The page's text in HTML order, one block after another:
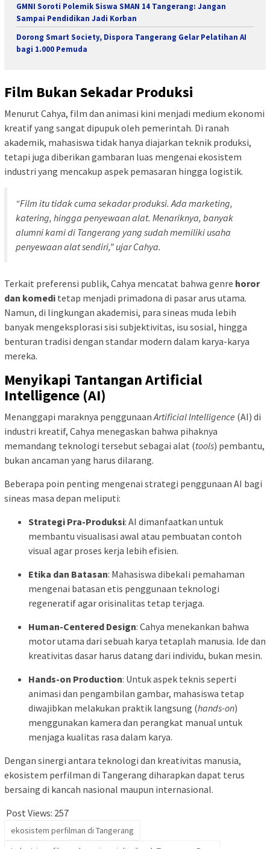
GMNI Soroti Polemik Siswa SMAN 14 Tangerang: Jangan
Sampai Pendidikan Jadi Korban
Dorong Smart Society, Dispora Tangerang Gelar Pelatihan AI
bagi 1.000 Pemuda
Film Bukan Sekadar Produksi
Menurut Cahya, film dan animasi kini menjadi medium ekonomi
kreatif yang sangat dipupuk oleh pemerintah. Di ranah
akademik, mahasiswa tidak hanya diajarkan teknik produksi,
tetapi juga diberikan gambaran luas mengenai ekosistem
industri yang mencakup aspek pemasaran hingga logistik.
“Film itu tidak cuma sekadar produksi. Ada marketing,
katering, hingga penyewaan alat. Menariknya, banyak
alumni kami di Tangerang yang sudah memiliki usaha
penyewaan alat sendiri,” ujar Cahya.
Terkait preferensi publik, Cahya mencatat bahwa genre horor
dan komedi tetap menjadi primadona di pasar arus utama.
Namun, di lingkungan akademisi, para sineas muda lebih
banyak mengeksplorasi sisi subjektivitas, isu sosial, hingga
benturan tradisi dengan standar modern dalam karya-karya
mereka.
Menyikapi Tantangan Artificial
Intelligence (AI)
Menanggapi maraknya penggunaanArtificial Intelligence (AI) di
industri kreatif, Cahya menegaskan bahwa pihaknya
memandang teknologi tersebut sebagai alat (tools) pembantu,
bukan ancaman yang harus dilarang.
Beberapa poin penting mengenai strategi penggunaan AI bagi
sineas masa depan meliputi:
Strategi Pra-Produksi: AI dimanfaatkan untuk
membantu visualisasi awal atau pembuatan contoh
visual agar proses kerja lebih efisien.
Etika dan Batasan: Mahasiswa dibekali pemahaman
mengenai batasan etis penggunaan teknologi
regeneratif agar orisinalitas tetap terjaga.
Human-Centered Design: Cahya menekankan bahwa
motor utama dari sebuah karya tetaplah manusia. Ide dan
kreativitas dasar harus datang dari individu, bukan mesin.
Hands-on Production: Untuk aspek teknis seperti
animasi dan pengambilan gambar, mahasiswa tetap
diwajibkan melakukan praktik langsung (hands-on)
menggunakan kamera dan perangkat manual untuk
menjaga kualitas rasa dalam karya.
Dengan sinergi antara teknologi dan kreativitas manusia,
ekosistem perfilman di Tangerang diharapkan dapat terus
bersaing di kancah nasional maupun internasional.
Post Views: 257
ekosistem perfilman di Tangerang